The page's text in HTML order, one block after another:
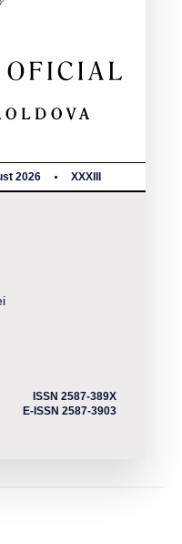
2026 XXXIII
ISSN 2587-389X
E-ISSN 2587-3903